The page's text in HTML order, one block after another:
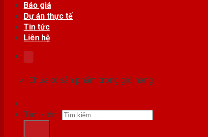
Báo giá
Dự án thực tế
Tin tức
Liên hệ
Chưa có sản phẩm trong giỏ hàng.
Tìm kiếm: